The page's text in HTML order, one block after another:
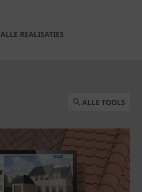
ALLE REALISATIES
ALLE TOOLS